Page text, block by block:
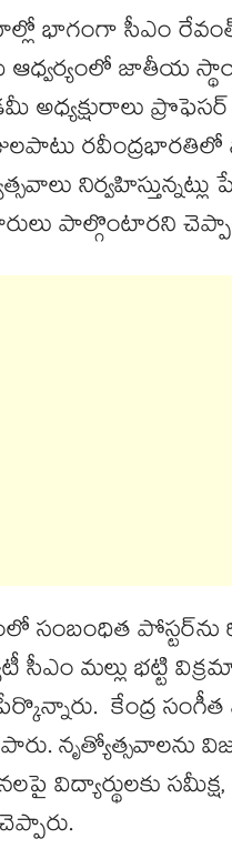
భాగంగా సీఎం
జాతీయ
అధ్యక్షురాలు
పాల్గొంటారని
పోస్టర్​ను
మల్లు భట్టి
పేర్కొన్నారు. కేంద్ర
నృత్యోత్సవాలను
విద్యార్థులకు